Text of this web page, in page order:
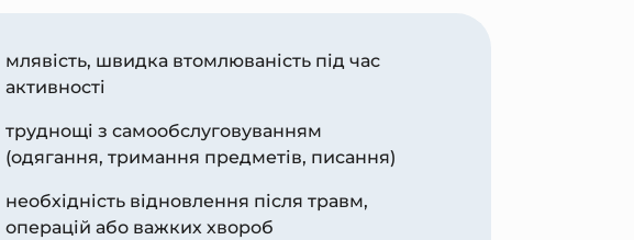
млявість, швидка втомлюваність під час
активності
труднощі з самообслуговуванням
(одягання, тримання предметів, писання)
необхідність відновлення після травм,
операцій або важких хвороб